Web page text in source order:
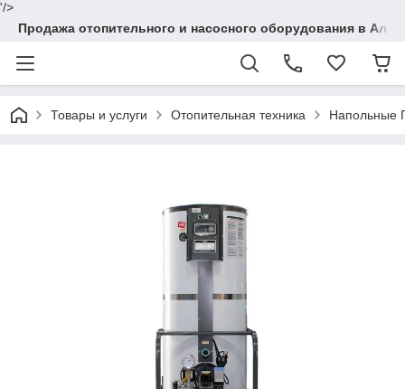
'/>
Продажа отопительного и насосного оборудования в
Товары и услуги Отопительная техника Напольные